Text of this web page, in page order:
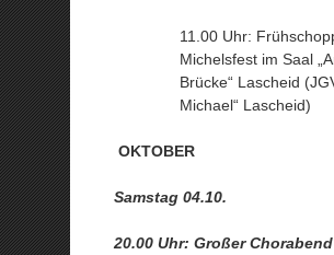
11.00 Uhr:
Michelsfest im Saal
Brücke“ Lascheid
Michael“ Lascheid)
OKTOBER
Samstag 04.10.
20.00 Uhr: Großer